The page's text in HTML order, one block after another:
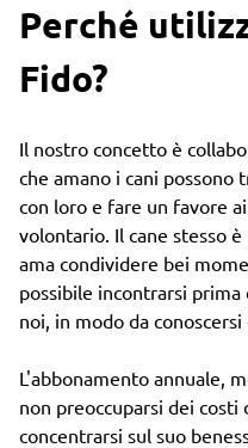
Perché
Fido?
Il nostro concetto è
che amano i cani
con loro e fare un favore
volontario. Il cane stesso
ama condividere bei
possibile incontrarsi
noi, in modo da
L'abbonamento annuale,
non preoccuparsi dei costi
concentrarsi sul suo